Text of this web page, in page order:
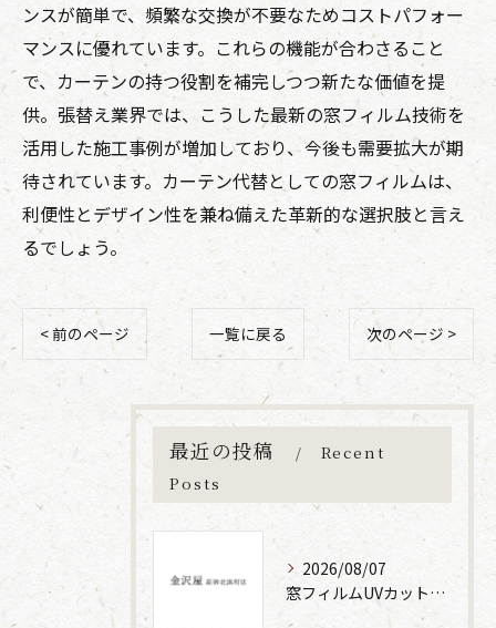
ンスが簡単で、頻繁な交換が不要なためコストパフォー
マンスに優れています。これらの機能が合わさること
で、カーテンの持つ役割を補完しつつ新たな価値を提
供。張替え業界では、こうした最新の窓フィルム技術を
活用した施工事例が増加しており、今後も需要拡大が期
待されています。カーテン代替としての窓フィルムは、
利便性とデザイン性を兼ね備えた革新的な選択肢と言え
るでしょう。
< 前のページ 一覧に戻る 次のページ >
最近の投稿
Recent
Posts
2026/08/07
窓フィルムUVカット張替えの効果と方法